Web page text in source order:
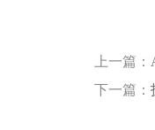
上一篇：
下一篇：